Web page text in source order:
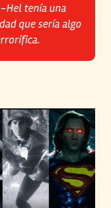
Hel tenía una
que sería algo